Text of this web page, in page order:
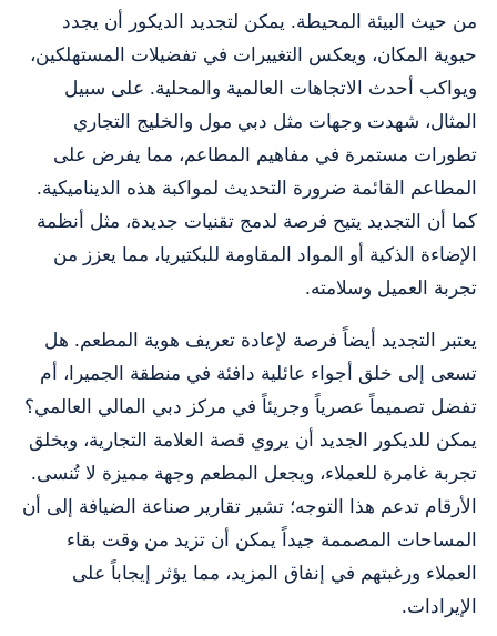
من حيث البيئة المحيطة. يمكن لتجديد الديكور أن يجدد
حيوية المكان، ويعكس التغييرات في تفضيلات المستهلكين،
ويواكب أحدث الاتجاهات العالمية والمحلية. على سبيل
المثال، شهدت وجهات مثل دبي مول والخليج التجاري
تطورات مستمرة في مفاهيم المطاعم، مما يفرض على
المطاعم القائمة ضرورة التحديث لمواكبة هذه الديناميكية.
كما أن التجديد يتيح فرصة لدمج تقنيات جديدة، مثل أنظمة
الإضاءة الذكية أو المواد المقاومة للبكتيريا، مما يعزز من
تجربة العميل وسلامته.
يعتبر التجديد أيضاً فرصة لإعادة تعريف هوية المطعم. هل
تسعى إلى خلق أجواء عائلية دافئة في منطقة الجميرا، أم
تفضل تصميماً عصرياً وجريئاً في مركز دبي المالي العالمي؟
يمكن للديكور الجديد أن يروي قصة العلامة التجارية، ويخلق
تجربة غامرة للعملاء، ويجعل المطعم وجهة مميزة لا تُنسى.
الأرقام تدعم هذا التوجه؛ تشير تقارير صناعة الضيافة إلى أن
المساحات المصممة جيداً يمكن أن تزيد من وقت بقاء
العملاء ورغبتهم في إنفاق المزيد، مما يؤثر إيجاباً على
الإيرادات.